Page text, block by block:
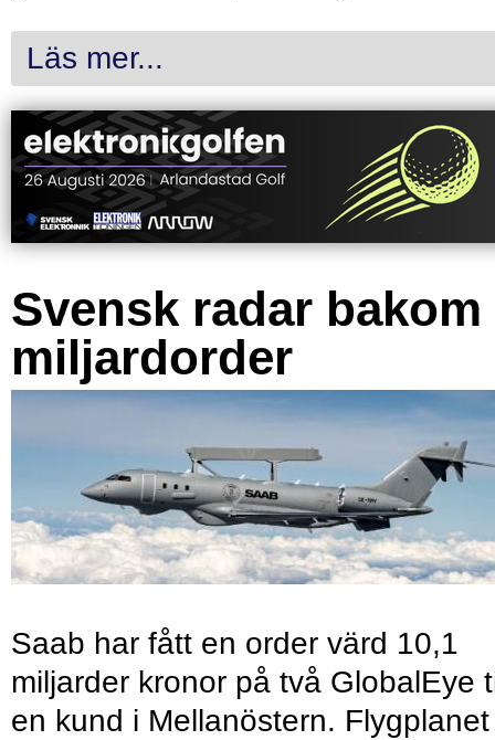
Läs mer...
Svensk radar bakom
miljardorder
Saab har fått en order värd 10,1
miljarder kronor på två GlobalEye
en kund i Mellanöstern.